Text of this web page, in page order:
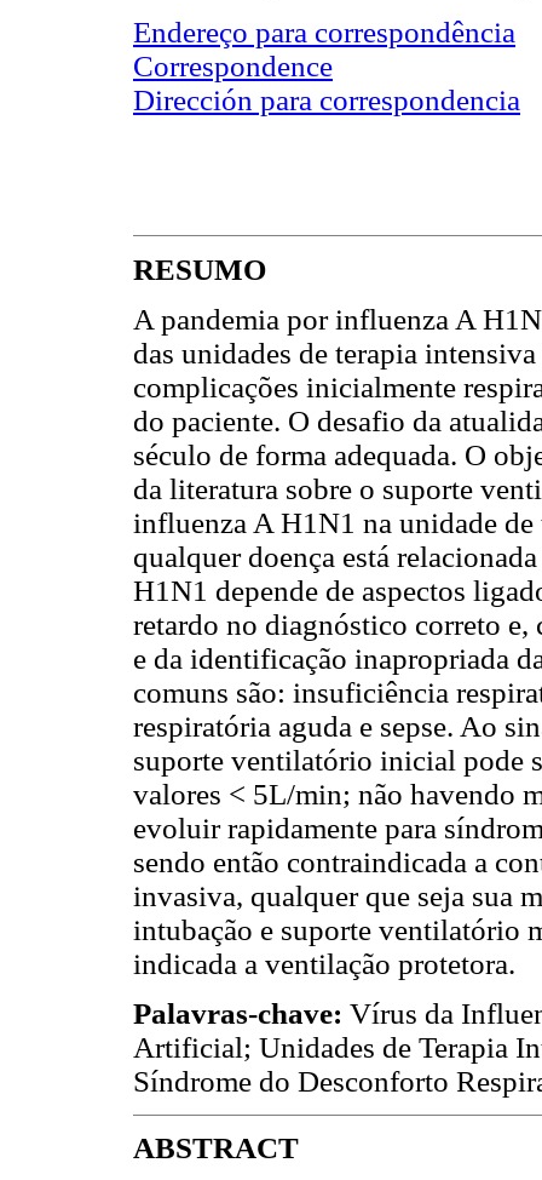
Endereço para correspondência
Correspondence
Dirección para correspondencia
RESUMO
A pandemia por influenza A
das unidades de terapia
complicações inicialmente
do paciente. O desafio da
século de forma adequada. O
da literatura sobre o suporte
influenza A H1N1 na unidade
qualquer doença está
H1N1 depende de aspectos
retardo no diagnóstico correto e,
e da identificação inapropriada
comuns são: insuficiência
respiratória aguda e sepse. Ao
suporte ventilatório inicial pode
valores < 5L/min; não havendo
evoluir rapidamente para
sendo então contraindicada a
invasiva, qualquer que seja sua
intubação e suporte ventilatório
indicada a ventilação protetora.
Palavras-chave: Vírus da
Artificial; Unidades de Terapia
Síndrome do Desconforto
ABSTRACT